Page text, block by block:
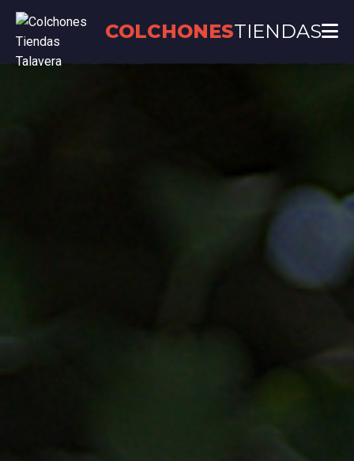
COLCHONESTIENDAS